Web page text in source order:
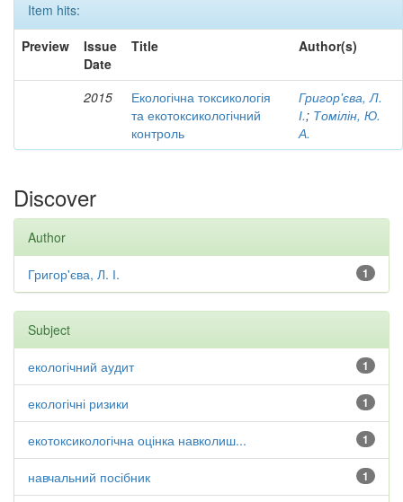
Item hits:
Preview
Issue
Date
Title Author(s)
2015
Екологічна токсикологія
та екотоксикологічний
контроль
Григор'єва, Л.
І.; Томілін, Ю.
А.
Discover
Author
1
Григор'єва, Л. І.
Subject
1
екологічний аудит
1
екологічні ризики
1
екотоксикологічна оцінка навколиш...
1
навчальний посібник